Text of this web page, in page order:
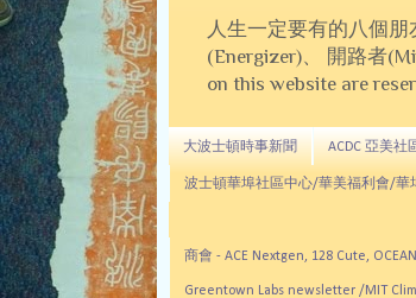
人生一定要有的八個朋
(Energizer)、 開路者
on this website are
大波士頓時事新聞 ACDC 亞美社
波士頓華埠社區中心/華美福利會/
商會 - ACE Nextgen, 128 Cute,
Greentown Labs newsletter /MIT